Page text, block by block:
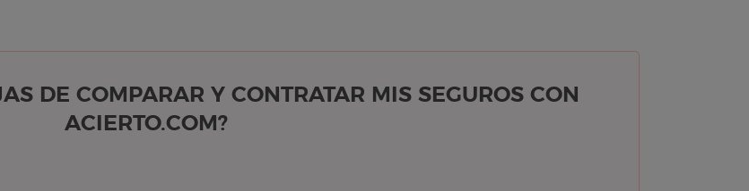
DE COMPARAR Y CONTRATAR MIS SEGUROS CON
ACIERTO.COM?